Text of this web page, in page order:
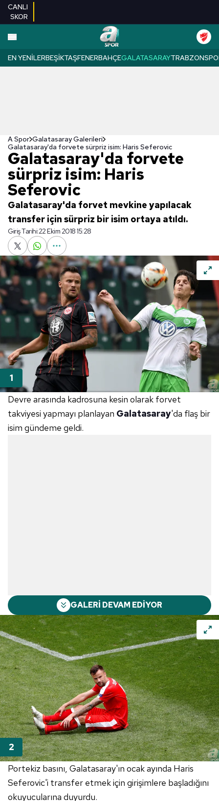
CANLI
SKOR
EN YENILERBEŞIKTAŞFENERBAHÇEGALATASARAY
A Spor Galatasaray Galerileri
Galatasaray'da forvete sürpriz isim: Haris Seferovic
Galatasaray'da forvete
sürpriz isim: Haris
Seferovic
Galatasaray'da forvet mevkine yapılacak
transfer için sürpriz bir isim ortaya atıldı.
Giriş Tarihi:22 Ekim 2018 15:28
Devre arasında kadrosuna kesin olarak forvet
takviyesi yapmayı planlayan Galatasaray'da flaş bir
isim gündeme geldi.
GALERİ DEVAM EDİYOR
Portekiz basını, Galatasaray'ın ocak ayında Haris
Seferovic'i transfer etmek için girişimlere başladığını
okuyucularına duyurdu.